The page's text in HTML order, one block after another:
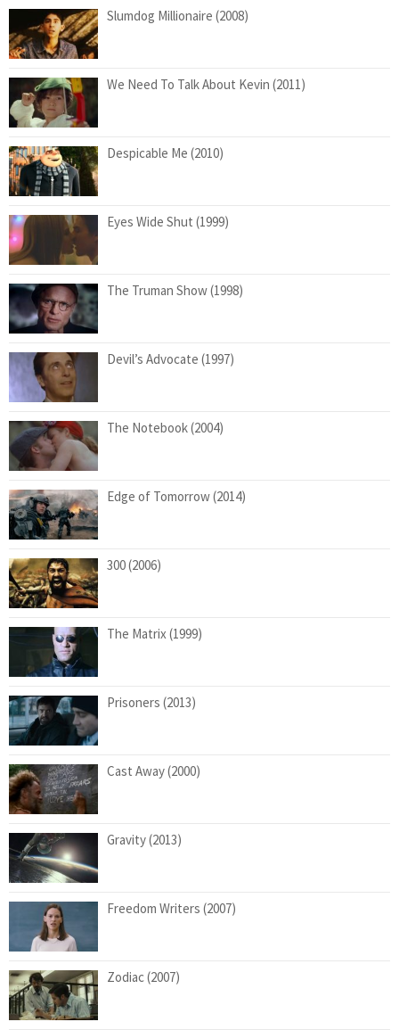
Slumdog Millionaire (2008)
We Need To Talk About Kevin (2011)
Despicable Me (2010)
Eyes Wide Shut (1999)
The Truman Show (1998)
Devil’s Advocate (1997)
The Notebook (2004)
Edge of Tomorrow (2014)
300 (2006)
The Matrix (1999)
Prisoners (2013)
Cast Away (2000)
Gravity (2013)
Freedom Writers (2007)
Zodiac (2007)